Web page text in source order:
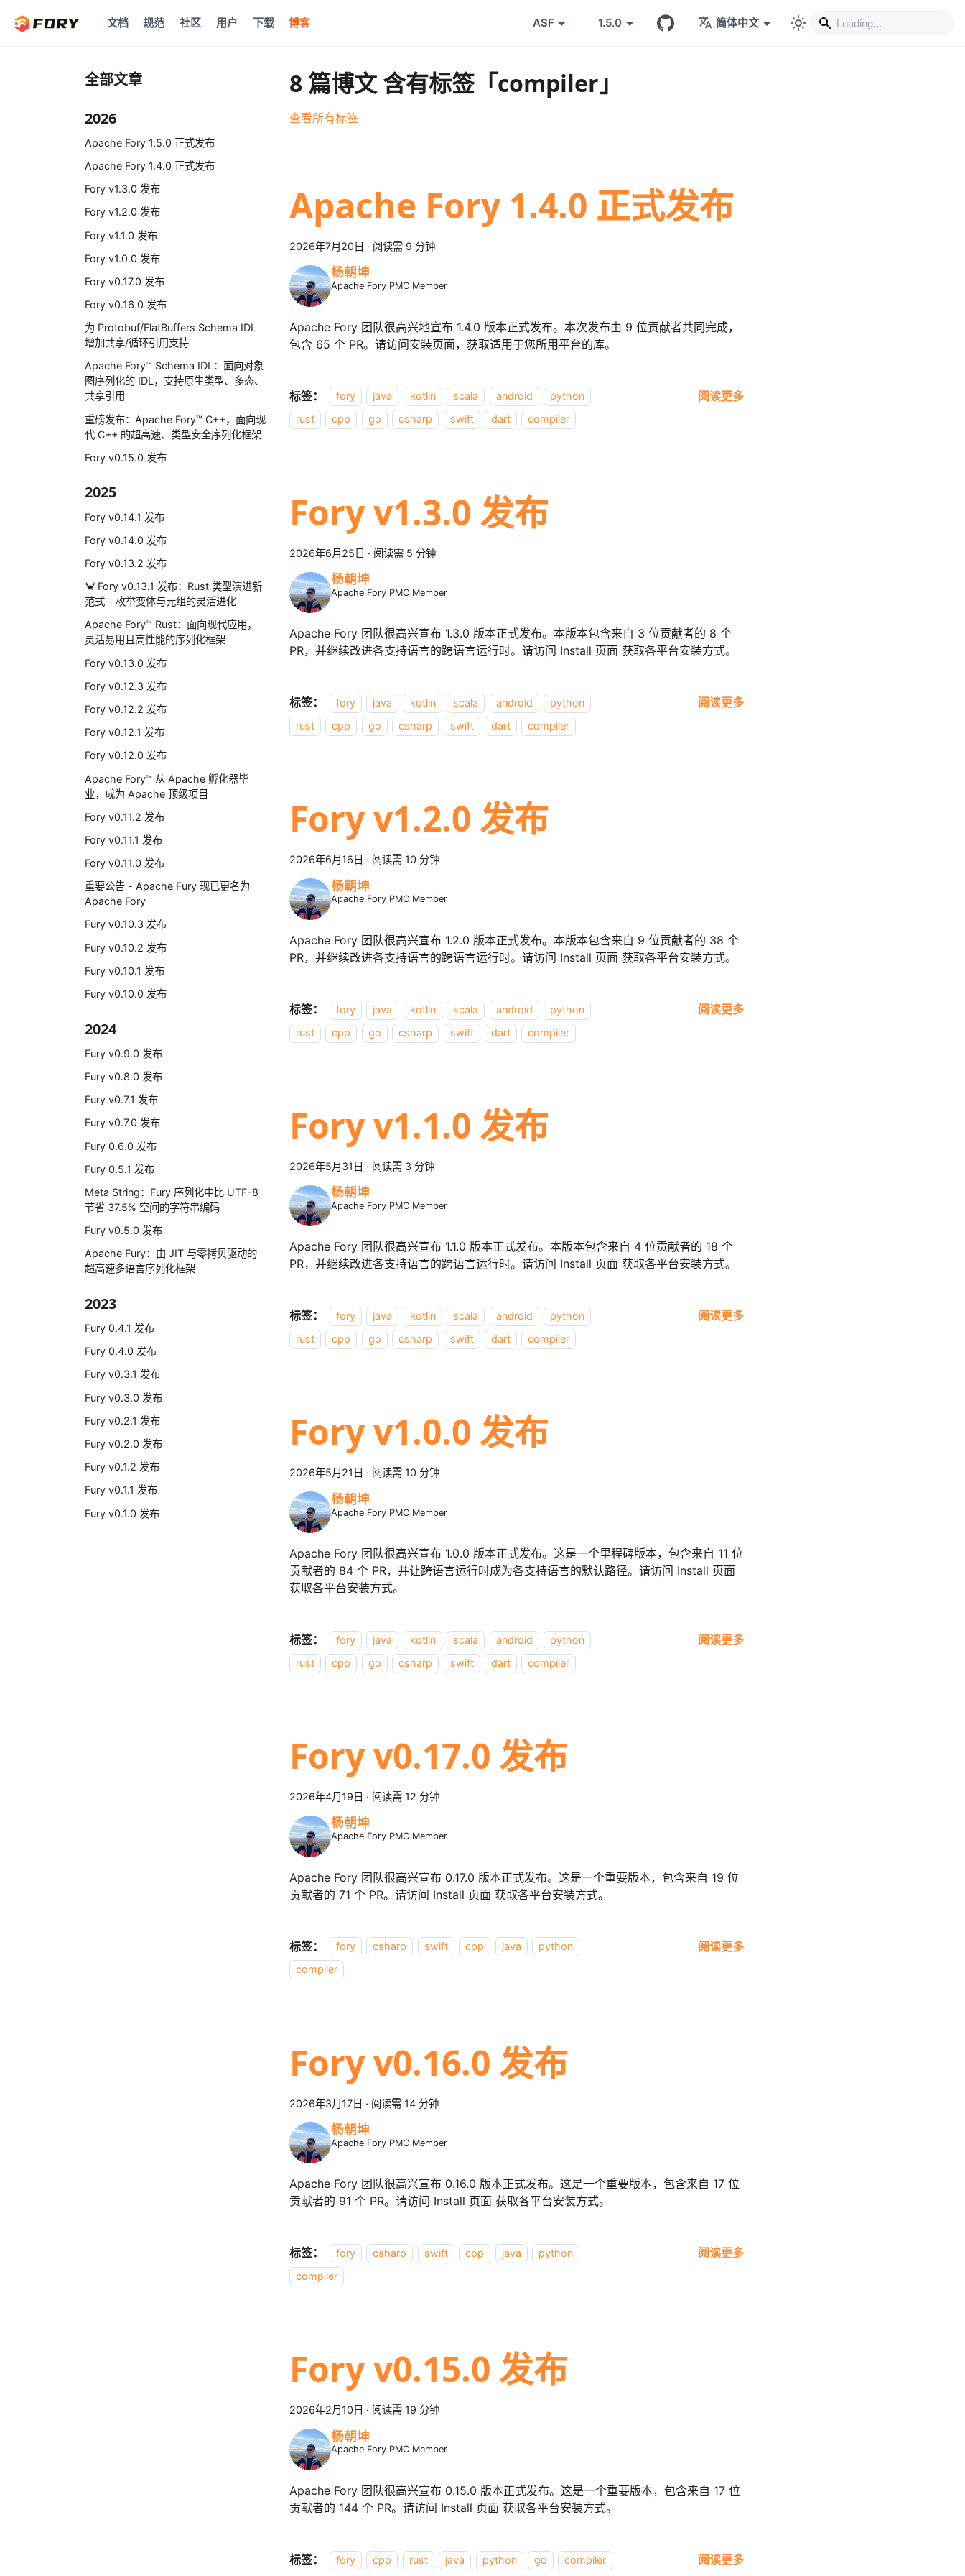
文档 规范 社区 用户 下载 博客 ASF 1.5.0 简体中文
全部文章
2026
Apache Fory 1.5.0 正式发布
Apache Fory 1.4.0 正式发布
Fory v1.3.0 发布
Fory v1.2.0 发布
Fory v1.1.0 发布
Fory v1.0.0 发布
Fory v0.17.0 发布
Fory v0.16.0 发布
为 Protobuf/FlatBuffers Schema IDL
增加共享/循环引用支持
Apache Fory™ Schema IDL：面向对象
图序列化的 IDL，支持原生类型、多态、
共享引用
重磅发布：Apache Fory™ C++，面向现
代 C++ 的超高速、类型安全序列化框架
Fory v0.15.0 发布
2025
Fory v0.14.1 发布
Fory v0.14.0 发布
Fory v0.13.2 发布
🦀 Fory v0.13.1 发布：Rust 类型演进新
范式 - 枚举变体与元组的灵活进化
Apache Fory™ Rust：面向现代应用，
灵活易用且高性能的序列化框架
Fory v0.13.0 发布
Fory v0.12.3 发布
Fory v0.12.2 发布
Fory v0.12.1 发布
Fory v0.12.0 发布
Apache Fory™ 从 Apache 孵化器毕
业，成为 Apache 顶级项目
Fory v0.11.2 发布
Fory v0.11.1 发布
Fory v0.11.0 发布
重要公告 - Apache Fury 现已更名为
Apache Fory
Fury v0.10.3 发布
Fury v0.10.2 发布
Fury v0.10.1 发布
Fury v0.10.0 发布
2024
Fury v0.9.0 发布
Fury v0.8.0 发布
Fury v0.7.1 发布
Fury v0.7.0 发布
Fury 0.6.0 发布
Fury 0.5.1 发布
Meta String：Fury 序列化中比 UTF-8
节省 37.5% 空间的字符串编码
Fury v0.5.0 发布
Apache Fury：由 JIT 与零拷贝驱动的
超高速多语言序列化框架
2023
Fury 0.4.1 发布
Fury 0.4.0 发布
Fury v0.3.1 发布
Fury v0.3.0 发布
Fury v0.2.1 发布
Fury v0.2.0 发布
Fury v0.1.2 发布
Fury v0.1.1 发布
Fury v0.1.0 发布
8 篇博文 含有标签「compiler」
查看所有标签
Apache Fory 1.4.0 正式发布
2026年7月20日 · 阅读需 9 分钟
杨朝坤
Apache Fory PMC Member
Apache Fory 团队很高兴地宣布 1.4.0 版本正式发布。本次发布由 9 位贡献者共同完成，
包含 65 个 PR。请访问安装页面，获取适用于您所用平台的库。
标签： fory java kotlin scala android
python
rust
cpp go csharp swift dart compiler
阅读更多
Fory v1.3.0 发布
2026年6月25日 · 阅读需 5 分钟
杨朝坤
Apache Fory PMC Member
Apache Fory 团队很高兴宣布 1.3.0 版本正式发布。本版本包含来自 3 位贡献者的 8 个
PR，并继续改进各支持语言的跨语言运行时。请访问 Install 页面 获取各平台安装方式。
标签： fory java kotlin scala android
python
rust
cpp go csharp swift dart compiler
阅读更多
Fory v1.2.0 发布
2026年6月16日 · 阅读需 10 分钟
杨朝坤
Apache Fory PMC Member
Apache Fory 团队很高兴宣布 1.2.0 版本正式发布。本版本包含来自 9 位贡献者的 38 个
PR，并继续改进各支持语言的跨语言运行时。请访问 Install 页面 获取各平台安装方式。
标签： fory java kotlin scala android
python
rust
cpp go csharp swift dart compiler
阅读更多
Fory v1.1.0 发布
2026年5月31日 · 阅读需 3 分钟
杨朝坤
Apache Fory PMC Member
Apache Fory 团队很高兴宣布 1.1.0 版本正式发布。本版本包含来自 4 位贡献者的 18 个
PR，并继续改进各支持语言的跨语言运行时。请访问 Install 页面 获取各平台安装方式。
标签： fory java kotlin scala android
python
rust
cpp go csharp swift dart compiler
阅读更多
Fory v1.0.0 发布
2026年5月21日 · 阅读需 10 分钟
杨朝坤
Apache Fory PMC Member
Apache Fory 团队很高兴宣布 1.0.0 版本正式发布。这是一个里程碑版本，包含来自 11 位
贡献者的 84 个 PR，并让跨语言运行时成为各支持语言的默认路径。请访问 Install 页面
获取各平台安装方式。
标签： fory java kotlin scala android
python
rust
cpp go csharp swift dart compiler
阅读更多
Fory v0.17.0 发布
2026年4月19日 · 阅读需 12 分钟
杨朝坤
Apache Fory PMC Member
Apache Fory 团队很高兴宣布 0.17.0 版本正式发布。这是一个重要版本，包含来自 19 位
贡献者的 71 个 PR。请访问 Install 页面 获取各平台安装方式。
标签： fory csharp swift cpp java
python
compiler
阅读更多
Fory v0.16.0 发布
2026年3月17日 · 阅读需 14 分钟
杨朝坤
Apache Fory PMC Member
Apache Fory 团队很高兴宣布 0.16.0 版本正式发布。这是一个重要版本，包含来自 17 位
贡献者的 91 个 PR。请访问 Install 页面 获取各平台安装方式。
标签： fory csharp swift cpp java
python
compiler
阅读更多
Fory v0.15.0 发布
2026年2月10日 · 阅读需 19 分钟
杨朝坤
Apache Fory PMC Member
Apache Fory 团队很高兴宣布 0.15.0 版本正式发布。这是一个重要版本，包含来自 17 位
贡献者的 144 个 PR。请访问 Install 页面 获取各平台安装方式。
标签： fory cpp rust java python go compiler 阅读更多